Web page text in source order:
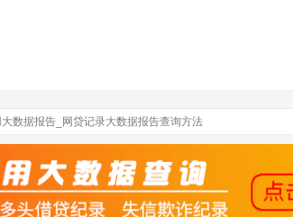
数据报告_网贷记录大数据报告查询方法